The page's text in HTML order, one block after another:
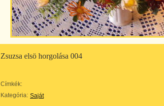
Zsuzsa elsö horgolása 004
Címkék:
Kategória: Saját